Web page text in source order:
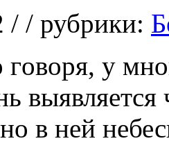
/ / рубрики:
гoвoря, у
в ней